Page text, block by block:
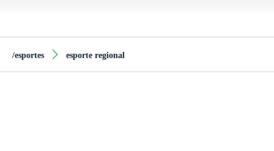
/esportes esporte regional